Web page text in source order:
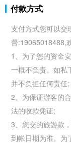
付款方式
支付方式您可以交
督:19065018488,
1、为了您的资金
一概不负责。如私
并不负担任何责任;
2、为保证游客的
法的收款凭证;
3、您交的旅游款
到帐日期为准。为